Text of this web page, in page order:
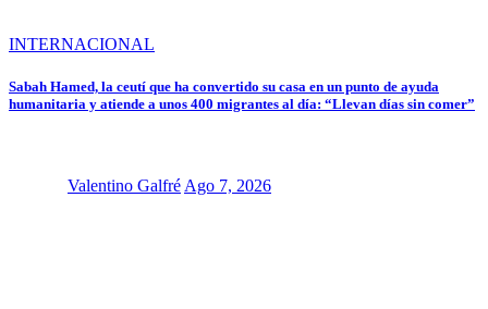
INTERNACIONAL
Sabah Hamed, la ceutí que ha convertido su casa en un punto de ayuda
humanitaria y atiende a unos 400 migrantes al día: “Llevan días sin comer”
Valentino Galfré Ago 7, 2026